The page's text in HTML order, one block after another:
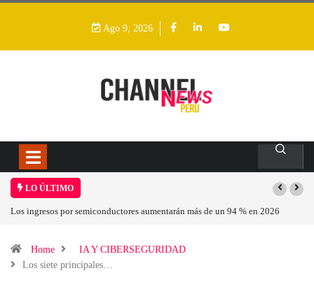
Ago 9, 2026
LO ÚLTIMO
Los ingresos por semiconductores aumentarán más de un 94 % en 2026
Home
IA Y CIBERSEGURIDAD
Los siete principales…